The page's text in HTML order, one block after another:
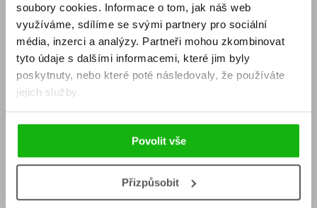
soubory cookies. Informace o tom, jak náš web
využíváme, sdílíme se svými partnery pro sociální
média, inzerci a analýzy. Partneři mohou zkombinovat
tyto údaje s dalšími informacemi, které jim byly
poskytnuty, nebo které poté následovaly, že používáte
jejich služby.
Povolit vše
Přizpůsobit
E-SHOP
Aktuality
Naši autoři
Obchodní podmínky
Jak nakoupit
Knižní novinky
Dárkové poukazy
Affiliate program
KONTAKTY
Sídlo společnosti
Kontakty Albatros Media